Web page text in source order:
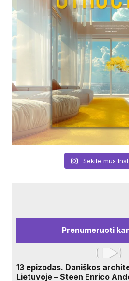
Sekite mus
Prenumeruoti
13 epizodas. Daniškos
Lietuvoje – Steen Enrico